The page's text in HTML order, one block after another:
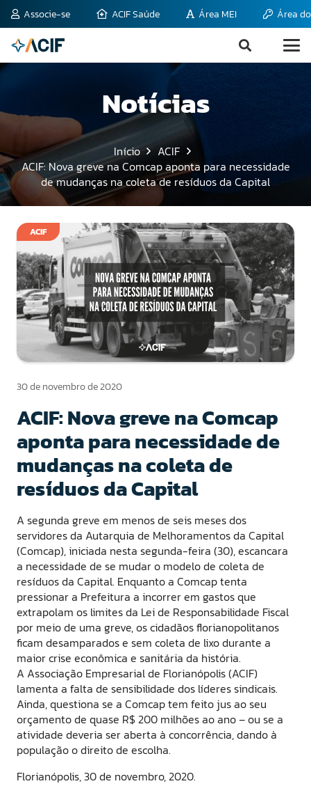
Associe-se ACIF Saúde Área MEI Área
Notícias
Início
ACIF
ACIF: Nova greve na Comcap aponta para necessidade
de mudanças na coleta de resíduos da Capital
ACIF
30 de novembro de 2020
ACIF: Nova greve na Comcap
aponta para necessidade de
mudanças na coleta de
resíduos da Capital
A segunda greve em menos de seis meses dos
servidores da Autarquia de Melhoramentos da Capital
(Comcap), iniciada nesta segunda-feira (30), escancara
a necessidade de se mudar o modelo de coleta de
resíduos da Capital. Enquanto a Comcap tenta
pressionar a Prefeitura a incorrer em gastos que
extrapolam os limites da Lei de Responsabilidade Fiscal
por meio de uma greve, os cidadãos florianopolitanos
ficam desamparados e sem coleta de lixo durante a
maior crise econômica e sanitária da história.
A Associação Empresarial de Florianópolis (ACIF)
lamenta a falta de sensibilidade dos líderes sindicais.
Ainda, questiona se a Comcap tem feito jus ao seu
orçamento de quase R$ 200 milhões ao ano – ou se a
atividade deveria ser aberta à concorrência, dando à
população o direito de escolha.
Florianópolis, 30 de novembro, 2020.